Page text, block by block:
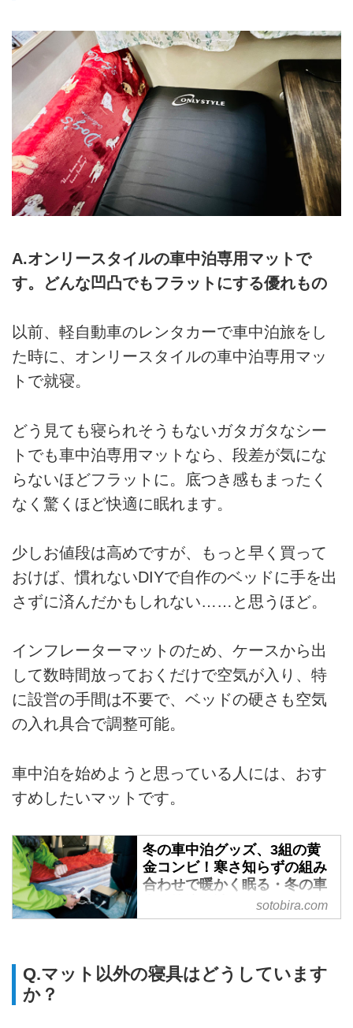
A.オンリースタイルの車中泊専用マットで
す。どんな凹凸でもフラットにする優れもの
以前、軽自動車のレンタカーで車中泊旅をし
た時に、オンリースタイルの車中泊専用マッ
トで就寝。
どう見ても寝られそうもないガタガタなシー
トでも車中泊専用マットなら、段差が気にな
らないほどフラットに。底つき感もまったく
なく驚くほど快適に眠れます。
少しお値段は高めですが、もっと早く買って
おけば、慣れないDIYで自作のベッドに手を出
さずに済んだかもしれない……と思うほど。
インフレーターマットのため、ケースから出
して数時間放っておくだけで空気が入り、特
に設営の手間は不要で、ベッドの硬さも空気
の入れ具合で調整可能。
車中泊を始めようと思っている人には、おす
すめしたいマットです。
冬の車中泊グッズ、3組の黄
金コンビ！寒さ知らずの組み
合わせで暖かく眠る・冬の車
中泊快適化計画 - SOTOBIRA
ズの神ユニットを紹介。厳冬期用
寝袋×厚手マット、ポータブル電
sotobira.com
Q.マット以外の寝具はどうしています
か？